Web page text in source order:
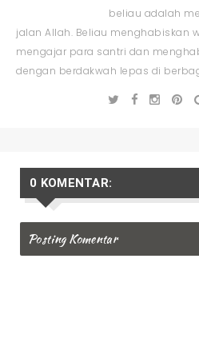
beliau adalah
jalan Allah. Beliau menghabiskan
mengajar para santri dan
dengan berdakwah lepas di
0 KOMENTAR:
Posting Komentar